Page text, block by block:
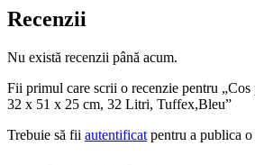
Recenzii
Nu există recenzii până acum.
Fii primul care scrii o recenzie pentru „Cos
32 x 51 x 25 cm, 32 Litri, Tuffex,Bleu”
Trebuie să fii autentificat pentru a publica o